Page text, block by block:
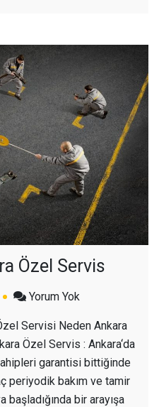
Özel Servis
Yorum Yokaçık
Ankara
Özel
Servis
Servisi Neden Ankara
Özel Servis : Ankara‘da
garantisi bittiğinde
periyodik bakım ve tamir
başladığında bir arayışa